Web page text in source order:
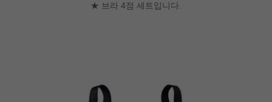
★ 브라 4점 세트입니다.